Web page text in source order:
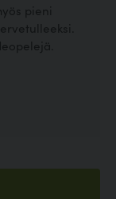
pieni